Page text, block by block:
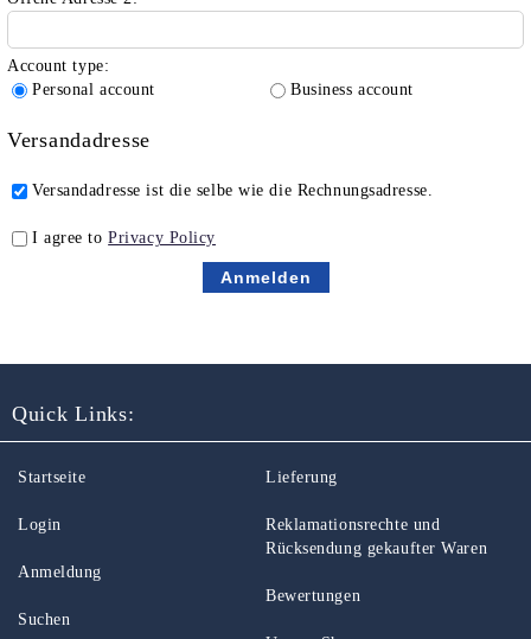
Account type:
Personal account
Business account
Versandadresse
Versandadresse ist die selbe wie die Rechnungsadresse.
I agree toPrivacy Policy
Quick Links:
Startseite
Login
Anmeldung
Suchen
Lieferung
Reklamationsrechte und
Rücksendung gekaufter Waren
Bewertungen